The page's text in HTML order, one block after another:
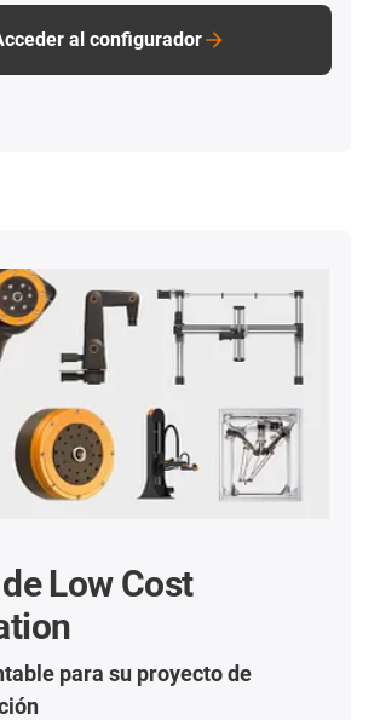
al configurador
Low Cost
para su proyecto de